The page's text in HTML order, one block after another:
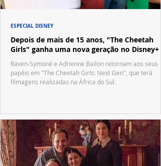
Depois de mais de 15 anos, "The Cheetah
Girls" ganha uma nova geração no Disney+
Raven-Symoné e Adrienne Bailon retornam aos seus
papéis em "The Cheetah Girls: Next Gen", que terá
filmagens realizadas na África do Sul.
ESPECIAL DISNEY